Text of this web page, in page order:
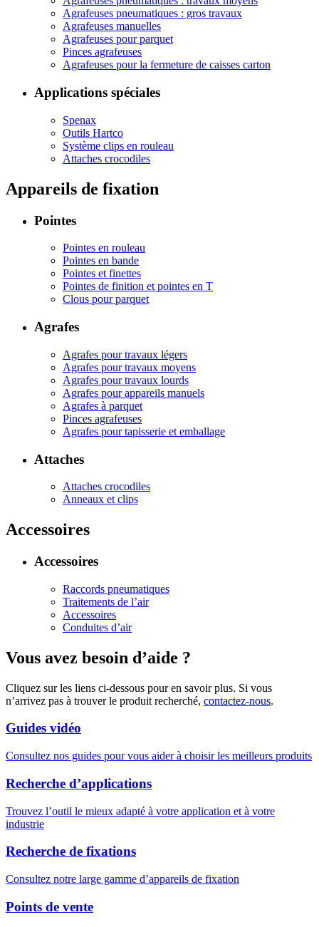
Agrafeuses pneumatiques : gros travaux
Agrafeuses manuelles
Agrafeuses pour parquet
Pinces agrafeuses
Agrafeuses pour la fermeture de caisses carton
Applications spéciales
Spenax
Outils Hartco
Système clips en rouleau
Attaches crocodiles
Appareils de fixation
Pointes
Pointes en rouleau
Pointes en bande
Pointes et finettes
Pointes de finition et pointes en T
Clous pour parquet
Agrafes
Agrafes pour travaux légers
Agrafes pour travaux moyens
Agrafes pour travaux lourds
Agrafes pour appareils manuels
Agrafes à parquet
Pinces agrafeuses
Agrafes pour tapisserie et emballage
Attaches
Attaches crocodiles
Anneaux et clips
Accessoires
Accessoires
Raccords pneumatiques
Traitements de l’air
Accessoires
Conduites d’air
Vous avez besoin d’aide ?
Cliquez sur les liens ci-dessous pour en savoir plus. Si vous
n’arrivez pas à trouver le produit recherché, contactez-nous.
Guides vidéo
Consultez nos guides pour vous aider à choisir les meilleurs produits
Recherche d’applications
Trouvez l’outil le mieux adapté à votre application et à votre
industrie
Recherche de fixations
Consultez notre large gamme d’appareils de fixation
Points de vente